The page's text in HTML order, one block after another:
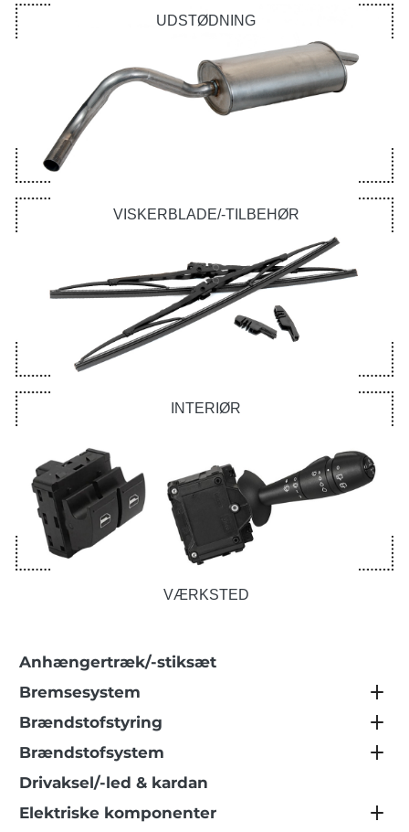
UDSTØDNING
VISKERBLADE/-TILBEHØR
INTERIØR
VÆRKSTED
Anhængertræk/-stiksæt
Bremsesystem
Brændstofstyring
Brændstofsystem
Drivaksel/-led & kardan
Elektriske komponenter